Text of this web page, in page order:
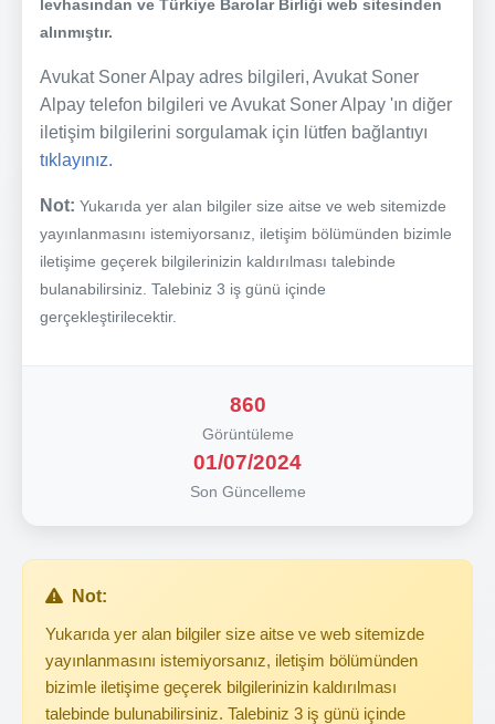
levhasından ve Türkiye Barolar Birliği web sitesinden
alınmıştır.
Avukat Soner Alpay adres bilgileri, Avukat Soner
Alpay telefon bilgileri ve Avukat Soner Alpay 'ın diğer
iletişim bilgilerini sorgulamak için lütfen bağlantıyı
tıklayınız.
Not: Yukarıda yer alan bilgiler size aitse ve web sitemizde
yayınlanmasını istemiyorsanız, iletişim bölümünden bizimle
iletişime geçerek bilgilerinizin kaldırılması talebinde
bulanabilirsiniz. Talebiniz 3 iş günü içinde
gerçekleştirilecektir.
860
Görüntüleme
01/07/2024
Son Güncelleme
Not:
Yukarıda yer alan bilgiler size aitse ve web sitemizde
yayınlanmasını istemiyorsanız, iletişim bölümünden
bizimle iletişime geçerek bilgilerinizin kaldırılması
talebinde bulunabilirsiniz. Talebiniz 3 iş günü içinde